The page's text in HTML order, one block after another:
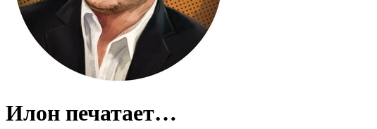
Илон печатает…